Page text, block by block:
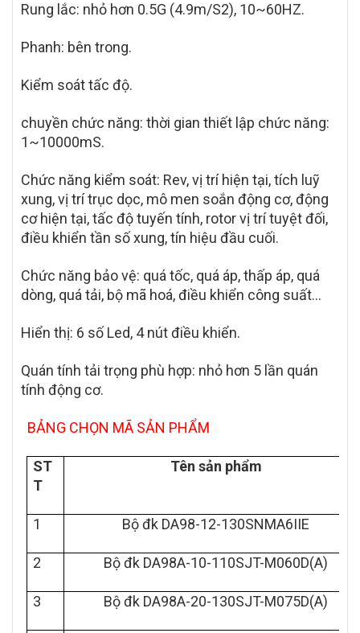
Rung lắc: nhỏ hơn 0.5G (4.9m/S2), 10~60HZ.
Phanh: bên trong.
Kiểm soát tấc độ.
chuyền chức năng: thời gian thiết lập chức năng:
1~10000mS.
Chức năng kiểm soát: Rev, vị trí hiện tại, tích luỹ
xung, vị trí trục dọc, mô men soắn động cơ, động
cơ hiện tại, tấc độ tuyến tính, rotor vị trí tuyệt đối,
điều khiển tần số xung, tín hiệu đầu cuối.
Chức năng bảo vệ: quá tốc, quá áp, thấp áp, quá
dòng, quá tải, bộ mã hoá, điều khiển công suất…
Hiển thị: 6 số Led, 4 nút điều khiển.
Quán tính tải trọng phù hợp: nhỏ hơn 5 lần quán
tính động cơ.
BẢNG CHỌN MÃ SẢN PHẨM
ST
T
Tên sản phẩm
1 Bộ đk DA98-12-130SNMA6IIE
2 Bộ đk DA98A-10-110SJT-M060D(A)
3 Bộ đk DA98A-20-130SJT-M075D(A)